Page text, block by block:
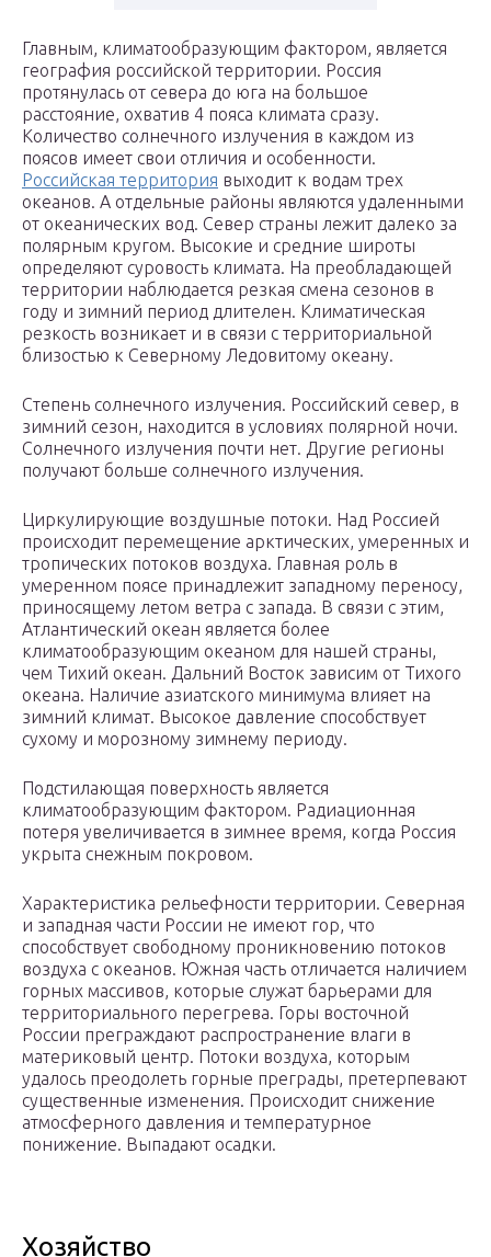
Главным, климатообразующим фактором, является
география российской территории. Россия
протянулась от севера до юга на большое
расстояние, охватив 4 пояса климата сразу.
Количество солнечного излучения в каждом из
поясов имеет свои отличия и особенности.
Российская территория выходит к водам трех
океанов. А отдельные районы являются удаленными
от океанических вод. Север страны лежит далеко за
полярным кругом. Высокие и средние широты
определяют суровость климата. На преобладающей
территории наблюдается резкая смена сезонов в
году и зимний период длителен. Климатическая
резкость возникает и в связи с территориальной
близостью к Северному Ледовитому океану.
Степень солнечного излучения. Российский север, в
зимний сезон, находится в условиях полярной ночи.
Солнечного излучения почти нет. Другие регионы
получают больше солнечного излучения.
Циркулирующие воздушные потоки. Над Россией
происходит перемещение арктических, умеренных и
тропических потоков воздуха. Главная роль в
умеренном поясе принадлежит западному переносу,
приносящему летом ветра с запада. В связи с этим,
Атлантический океан является более
климатообразующим океаном для нашей страны,
чем Тихий океан. Дальний Восток зависим от Тихого
океана. Наличие азиатского минимума влияет на
зимний климат. Высокое давление способствует
сухому и морозному зимнему периоду.
Подстилающая поверхность является
климатообразующим фактором. Радиационная
потеря увеличивается в зимнее время, когда Россия
укрыта снежным покровом.
Характеристика рельефности территории. Северная
и западная части России не имеют гор, что
способствует свободному проникновению потоков
воздуха с океанов. Южная часть отличается наличием
горных массивов, которые служат барьерами для
территориального перегрева. Горы восточной
России преграждают распространение влаги в
материковый центр. Потоки воздуха, которым
удалось преодолеть горные преграды, претерпевают
существенные изменения. Происходит снижение
атмосферного давления и температурное
понижение. Выпадают осадки.
Хозяйство